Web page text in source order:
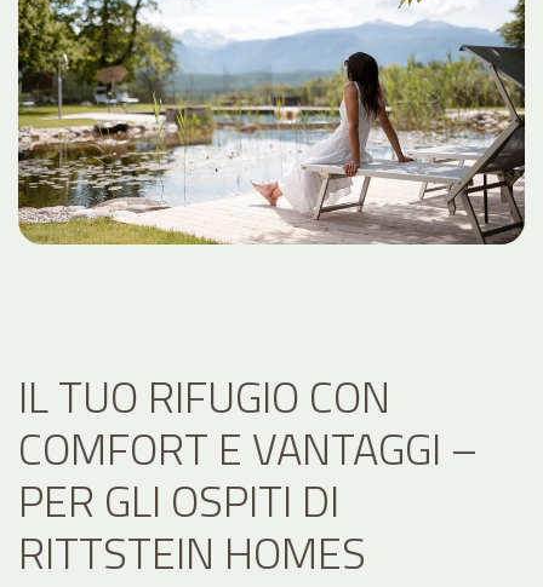
IL TUO RIFUGIO CON
COMFORT E VANTAGGI –
PER GLI OSPITI DI
RITTSTEIN HOMES